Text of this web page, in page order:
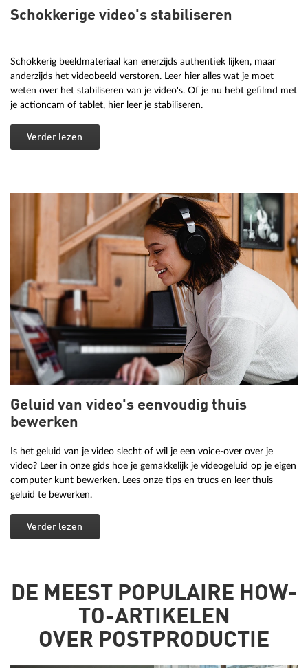
Schokkerige video's stabiliseren
Schokkerig beeldmateriaal kan enerzijds authentiek lijken, maar
anderzijds het videobeeld verstoren. Leer hier alles wat je moet
weten over het stabiliseren van je video's. Of je nu hebt gefilmd met
je actioncam of tablet, hier leer je stabiliseren.
Verder lezen
Geluid van video's eenvoudig thuis
bewerken
Is het geluid van je video slecht of wil je een voice-over over je
video? Leer in onze gids hoe je gemakkelijk je videogeluid op je eigen
computer kunt bewerken. Lees onze tips en trucs en leer thuis
geluid te bewerken.
Verder lezen
DE MEEST POPULAIRE HOW-
TO-ARTIKELEN
OVER POSTPRODUCTIE